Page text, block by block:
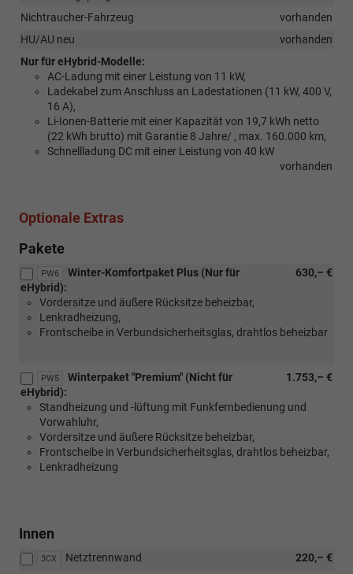
Nichtraucher-Fahrzeug
vorhanden
HU/AU neu
vorhanden
Nur für eHybrid-Modelle:
AC-Ladung mit einer Leistung von 11 kW,
Ladekabel zum Anschluss an Ladestationen (11 kW, 400 V,
16 A),
Li-Ionen-Batterie mit einer Kapazität von 19,7 kWh netto
(22 kWh brutto) mit Garantie 8 Jahre/ , max. 160.000 km,
Schnellladung DC mit einer Leistung von 40 kW
vorhanden
Optionale Extras
Pakete
PW6 630,– €
Winter-Komfortpaket Plus (Nur für
eHybrid):
Vordersitze und äußere Rücksitze beheizbar,
Lenkradheizung,
Frontscheibe in Verbundsicherheitsglas, drahtlos beheizbar
PW5 1.753,– €
Winterpaket "Premium" (Nicht für
eHybrid):
Standheizung und -lüftung mit Funkfernbedienung und
Vorwahluhr,
Vordersitze und äußere Rücksitze beheizbar,
Frontscheibe in Verbundsicherheitsglas, drahtlos beheizbar,
Lenkradheizung
Innen
3CX 220,– €
Netztrennwand